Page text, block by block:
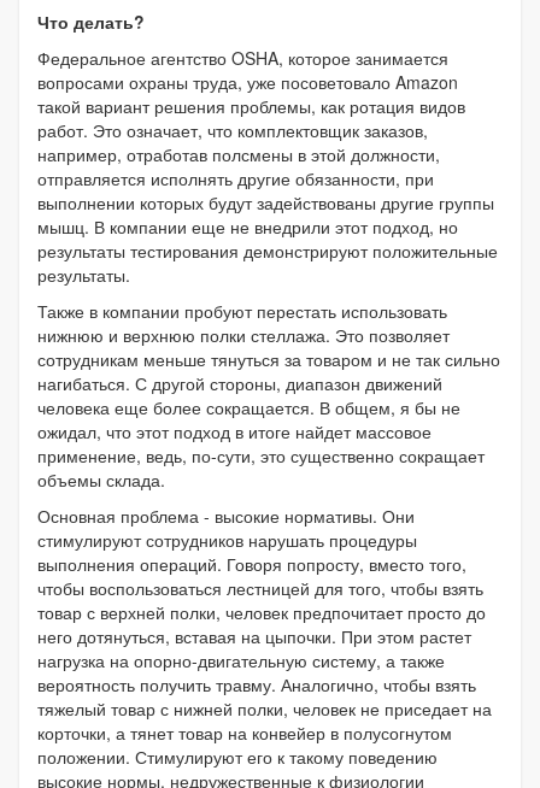
Что делать?
Федеральное агентство OSHA, которое занимается
вопросами охраны труда, уже посоветовало Amazon
такой вариант решения проблемы, как ротация видов
работ. Это означает, что комплектовщик заказов,
например, отработав полсмены в этой должности,
отправляется исполнять другие обязанности, при
выполнении которых будут задействованы другие группы
мышц. В компании еще не внедрили этот подход, но
результаты тестирования демонстрируют положительные
результаты.
Также в компании пробуют перестать использовать
нижнюю и верхнюю полки стеллажа. Это позволяет
сотрудникам меньше тянуться за товаром и не так сильно
нагибаться. С другой стороны, диапазон движений
человека еще более сокращается. В общем, я бы не
ожидал, что этот подход в итоге найдет массовое
применение, ведь, по-сути, это существенно сокращает
объемы склада.
Основная проблема - высокие нормативы. Они
стимулируют сотрудников нарушать процедуры
выполнения операций. Говоря попросту, вместо того,
чтобы воспользоваться лестницей для того, чтобы взять
товар с верхней полки, человек предпочитает просто до
него дотянуться, вставая на цыпочки. При этом растет
нагрузка на опорно-двигательную систему, а также
вероятность получить травму. Аналогично, чтобы взять
тяжелый товар с нижней полки, человек не приседает на
корточки, а тянет товар на конвейер в полусогнутом
положении. Стимулируют его к такому поведению
высокие нормы, недружественные к физиологии